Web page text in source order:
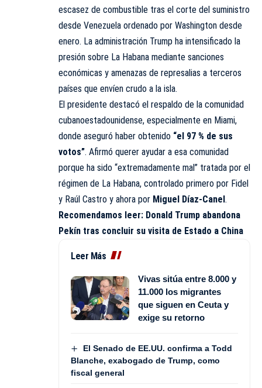
escasez de combustible tras el corte del suministro
desde Venezuela ordenado por Washington desde
enero. La administración Trump ha intensificado la
presión sobre La Habana mediante sanciones
económicas y amenazas de represalias a terceros
países que envíen crudo a la isla.
El presidente destacó el respaldo de la comunidad
cubanoestadounidense, especialmente en Miami,
donde aseguró haber obtenido “el 97 % de sus
votos”. Afirmó querer ayudar a esa comunidad
porque ha sido “extremadamente mal” tratada por el
régimen de La Habana, controlado primero por Fidel
y Raúl Castro y ahora por Miguel Díaz-Canel.
Recomendamos leer: Donald Trump abandona
Pekín tras concluir su visita de Estado a China
Leer Más
Vivas sitúa entre 8.000 y
11.000 los migrantes
que siguen en Ceuta y
exige su retorno
El Senado de EE.UU. confirma a Todd
Blanche, exabogado de Trump, como
fiscal general